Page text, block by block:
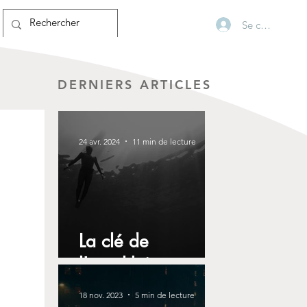
Se connecter
DERNIERS ARTICLES
La clé de
l'autolibération
24 avr. 2024 11 min de lecture
18 nov. 2023 5 min de lecture